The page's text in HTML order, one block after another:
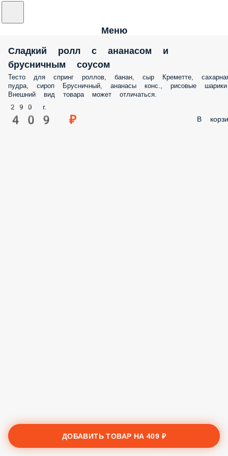
Меню
Сладкий ролл с ананасом и
брусничным соусом
Тесто для спринг роллов, банан, сыр Креметте,
пудра, сироп Брусничный, ананасы конс., рисовые шарики
Внешний вид товара может отличаться.
290 г.
409 ₽ В
ДОБАВИТЬ ТОВАР НА409 ₽